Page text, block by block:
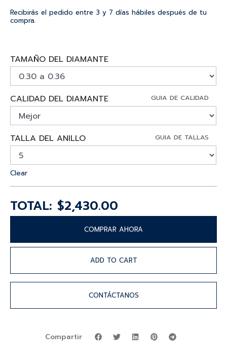
Recibirás el pedido entre 3 y 7 días hábiles después de tu
compra.
TAMAÑO DEL DIAMANTE
CALIDAD DEL DIAMANTE GUIA DE CALIDAD
TALLA DEL ANILLO GUIA DE TALLAS
Clear
$2,430.00
COMPRAR AHORA
ADD TO CART
CONTÁCTANOS
Compartir